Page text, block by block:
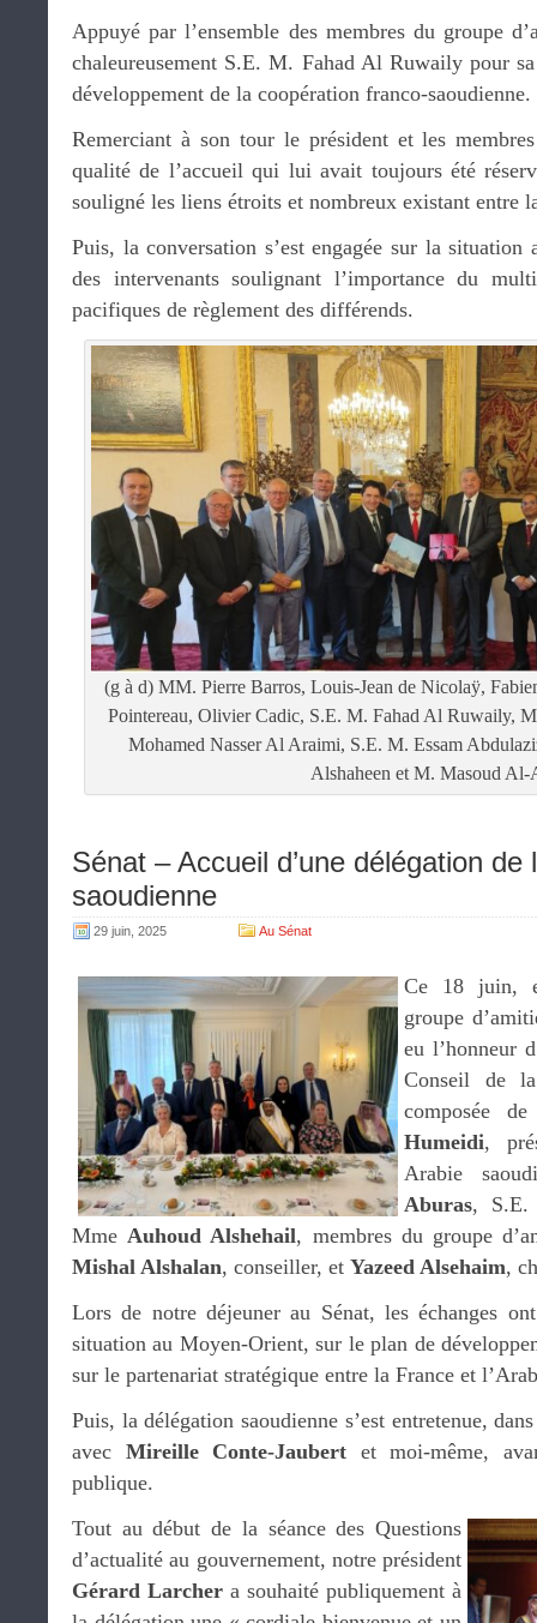
Appuyé par l’ensemble des membres du groupe
chaleureusement S.E. M. Fahad Al Ruwaily pour
développement de la coopération franco-saoudienne.
Remerciant à son tour le président et les
qualité de l’accueil qui lui avait toujours été
souligné les liens étroits et nombreux existant entre
Puis, la conversation s’est engagée sur la situation
des intervenants soulignant l’importance du
pacifiques de règlement des différends.
(g à d) MM. Pierre Barros, Louis-Jean de Nicolaÿ,
Pointereau, Olivier Cadic, S.E. M. Fahad Al Ruwaily,
Mohamed Nasser Al Araimi, S.E. M. Essam
Alshaheen et M. Masoud
Sénat – Accueil d’une délégation de
saoudienne
29 juin, 2025 Au Sénat
Ce 18 juin,
groupe
eu l’honneur
Conseil de
composée
Humeidi,
Arabie
Aburas,
MmeAuhoud Alshehail, membres du groupe
Mishal Alshalan, conseiller, et Yazeed Alsehaim,
Lors de notre déjeuner au Sénat, les échanges
situation au Moyen-Orient, sur le plan de
sur le partenariat stratégique entre la France et
Puis, la délégation saoudienne s’est entretenue,
avec Mireille Conte-Jaubert et moi-même,
publique.
Tout au début de la séance des Questions
d’actualité au gouvernement, notre président
Gérard Larcher a souhaité publiquement à